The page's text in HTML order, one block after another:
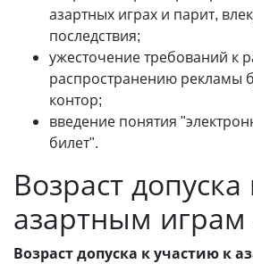
азартных играх и парит,
последствия;
ужесточение требований к
распространению рекламы
контор;
введение понятия
билет".
Возраст допуска
азартным играм
Возраст допуска к участию к